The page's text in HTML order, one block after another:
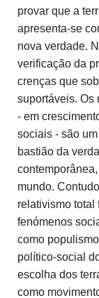
provar que a
apresenta-se
nova verdade.
verificação da
crenças que
suportáveis. Os
- em
sociais - são
bastião da
mundo.
relativismo total
fenómenos
como
político-social
escolha dos
como